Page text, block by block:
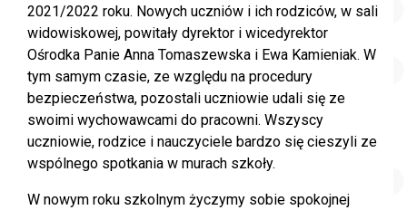
2021/2022 roku. Nowych uczniów i ich rodziców, w sali
widowiskowej, powitały dyrektor i wicedyrektor
Ośrodka Panie Anna Tomaszewska i Ewa Kamieniak. W
tym samym czasie, ze względu na procedury
bezpieczeństwa, pozostali uczniowie udali się ze
swoimi wychowawcami do pracowni. Wszyscy
uczniowie, rodzice i nauczyciele bardzo się cieszyli ze
wspólnego spotkania w murach szkoły.
W nowym roku szkolnym życzymy sobie spokojnej